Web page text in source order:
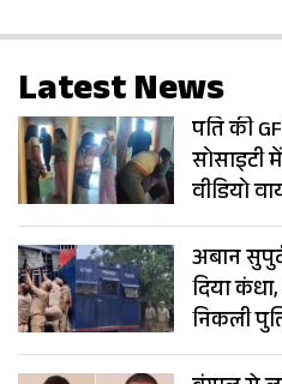
Latest News
पति की
सोसाइटी
वीडियो
अबान
दिया
निकली